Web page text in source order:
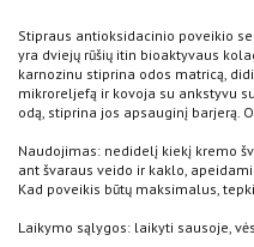
Stipraus antioksidacinio poveikio
yra dviejų rūšių itin bioaktyvaus
karnozinu stiprina odos matricą,
mikroreljefą ir kovoja su ankstyvu
odą, stiprina jos apsauginį barjerą.
Naudojimas: nedidelį kiekį kremo
ant švaraus veido ir kaklo,
Kad poveikis būtų maksimalus,
Laikymo sąlygos: laikyti sausoje,